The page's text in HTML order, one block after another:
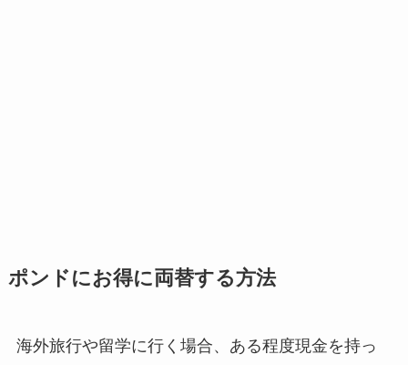
ポンドにお得に両替する方法
海外旅行や留学に行く場合、ある程度現金を持っ